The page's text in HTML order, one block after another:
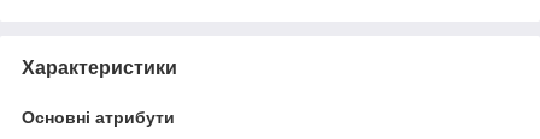
Характеристики
Основні атрибути